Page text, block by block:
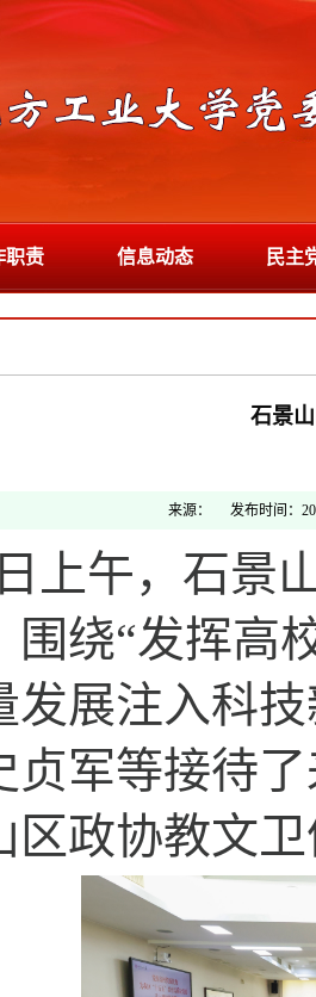
职责 信息动态 民主
石景
来源： 发布时间：
上午，石景
围绕“发挥高
发展注入科
贞军等接待
区政协教文